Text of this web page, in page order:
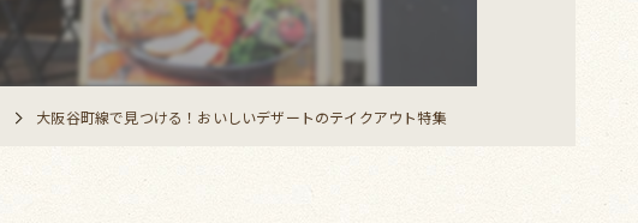
大阪谷町線で見つける！おいしいデザートのテイクアウト特集